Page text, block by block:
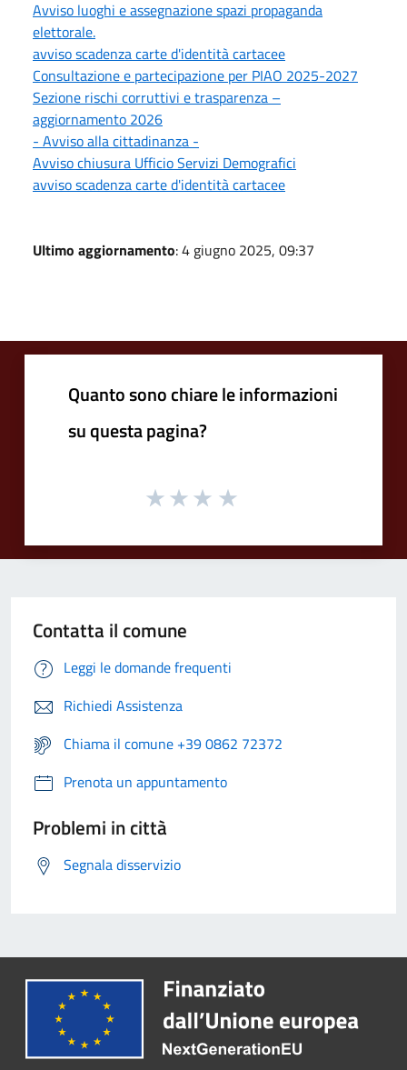
Avviso luoghi e assegnazione spazi propaganda
elettorale.
avviso scadenza carte d'identità cartacee
Consultazione e partecipazione per PIAO 2025-2027
Sezione rischi corruttivi e trasparenza –
aggiornamento 2026
- Avviso alla cittadinanza -
Avviso chiusura Ufficio Servizi Demografici
avviso scadenza carte d'identità cartacee
Ultimo aggiornamento: 4 giugno 2025, 09:37
Quanto sono chiare le informazioni
su questa pagina?
Contatta il comune
Leggi le domande frequenti
Richiedi Assistenza
Chiama il comune +39 0862 72372
Prenota un appuntamento
Problemi in città
Segnala disservizio